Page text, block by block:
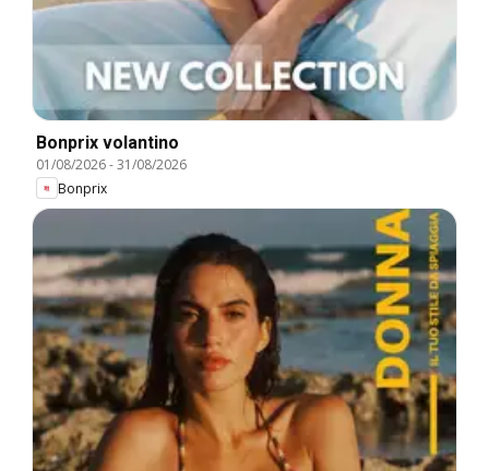
Bonprix volantino
01/08/2026-31/08/2026
Bonprix